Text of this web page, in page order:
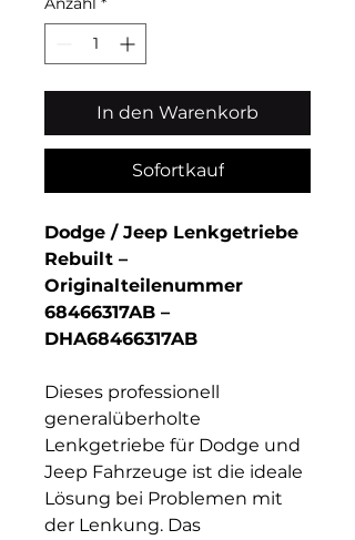
In den Warenkorb
Sofortkauf
Dodge / Jeep Lenkgetriebe
Rebuilt –
Originalteilenummer
68466317AB –
DHA68466317AB
Dieses professionell
generalüberholte
Lenkgetriebe für Dodge und
Jeep Fahrzeuge ist die ideale
Lösung bei Problemen mit
der Lenkung. Das